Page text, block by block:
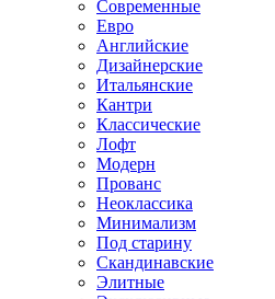
Современные
Евро
Английские
Дизайнерские
Итальянские
Кантри
Классические
Лофт
Модерн
Прованс
Неоклассика
Минимализм
Под старину
Скандинавские
Элитные